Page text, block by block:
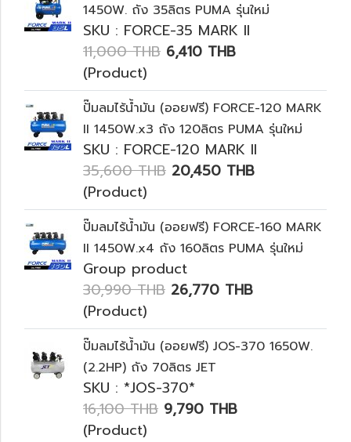
1450W. ถัง 35ลิตร PUMA รุ่นใหม่
SKU : FORCE-35 MARK II
11,000 THB 6,410 THB
(Product)
ปั๊มลมไร้น้ำมัน (ออยฟรี) FORCE-120 MARK
II 1450W.x3 ถัง 120ลิตร PUMA รุ่นใหม่
SKU : FORCE-120 MARK II
35,600 THB 20,450 THB
(Product)
ปั๊มลมไร้น้ำมัน (ออยฟรี) FORCE-160 MARK
II 1450W.x4 ถัง 160ลิตร PUMA รุ่นใหม่
Group product
30,990 THB 26,770 THB
(Product)
ปั๊มลมไร้น้ำมัน (ออยฟรี) JOS-370 ‭1650‬W.
(2.2HP) ถัง 70ลิตร JET
SKU : *JOS-370*
16,100 THB 9,790 THB
(Product)